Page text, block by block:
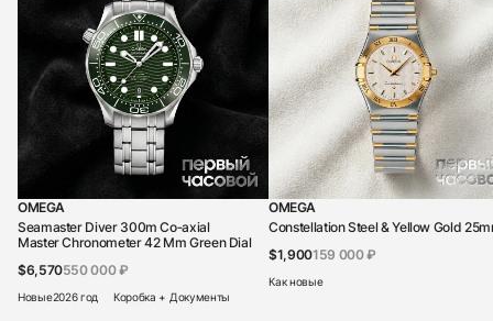
OMEGA
Seamaster Diver 300m Co‑axial
Master Chronometer 42 Mm Green Dial
$6,570550 000 ₽
Новые2026 год Коробка + Документы
OMEGA
Constellation Steel & Yellow Gold
$1,900159 000 ₽
Как новые